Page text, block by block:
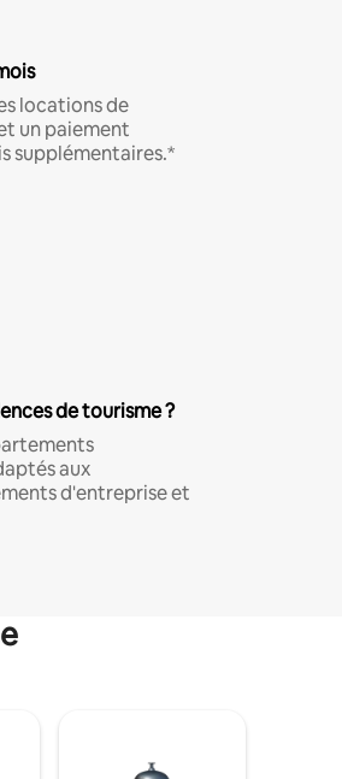
locations de
un paiement
supplémentaires.*
de tourisme ?
aux
d'entreprise et